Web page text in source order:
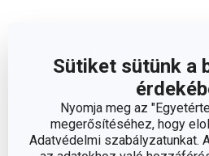
Sütiket sütünk a
Nyomja meg az
megerősítéséhez, hogy
Adatvédelmi szabályzatunkat.
A TERMÉK HOSSZA (CM)
Egyéb paraméterek